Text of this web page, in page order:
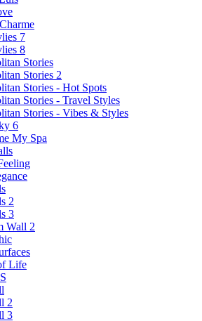
7
8
Stories
Stories 2
Stories - Hot Spots
Stories - Travel Styles
Stories - Vibes & Styles
6
My Spa
2
3
Wall 2
Life
2
3